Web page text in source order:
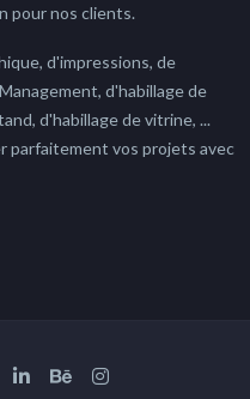
pour nos clients.
d'impressions, de
d'habillage de
d'habillage de vitrine, ...
parfaitement vos projets avec